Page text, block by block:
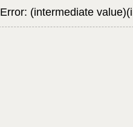
Error: (intermediate